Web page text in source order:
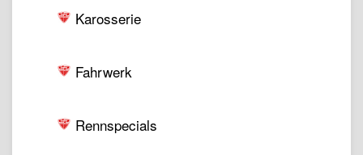
Karosserie
Fahrwerk
Rennspecials